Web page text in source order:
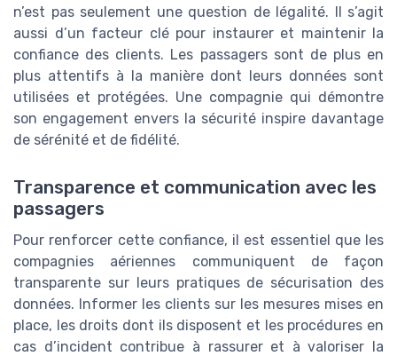
n’est pas seulement une question de légalité. Il s’agit
aussi d’un facteur clé pour instaurer et maintenir la
confiance des clients. Les passagers sont de plus en
plus attentifs à la manière dont leurs données sont
utilisées et protégées. Une compagnie qui démontre
son engagement envers la sécurité inspire davantage
de sérénité et de fidélité.
Transparence et communication avec les
passagers
Pour renforcer cette confiance, il est essentiel que les
compagnies aériennes communiquent de façon
transparente sur leurs pratiques de sécurisation des
données. Informer les clients sur les mesures mises en
place, les droits dont ils disposent et les procédures en
cas d’incident contribue à rassurer et à valoriser la